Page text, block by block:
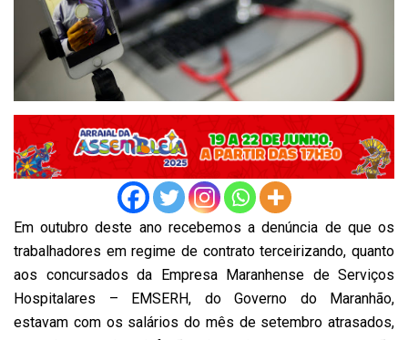
Em outubro deste ano recebemos a denúncia de que os
trabalhadores em regime de contrato terceirizando, quanto
aos concursados da Empresa Maranhense de Serviços
Hospitalares – EMSERH, do Governo do Maranhão,
estavam com os salários do mês de setembro atrasados,